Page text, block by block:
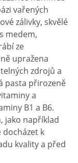
vařených
zálivky, skvělé
medem,
ze
upražena
zdrojů a
pasta přirozeně
a
B1 a B6.
jako například
k
kvality a před